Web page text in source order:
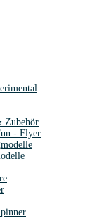
Zubehör
- Flyer